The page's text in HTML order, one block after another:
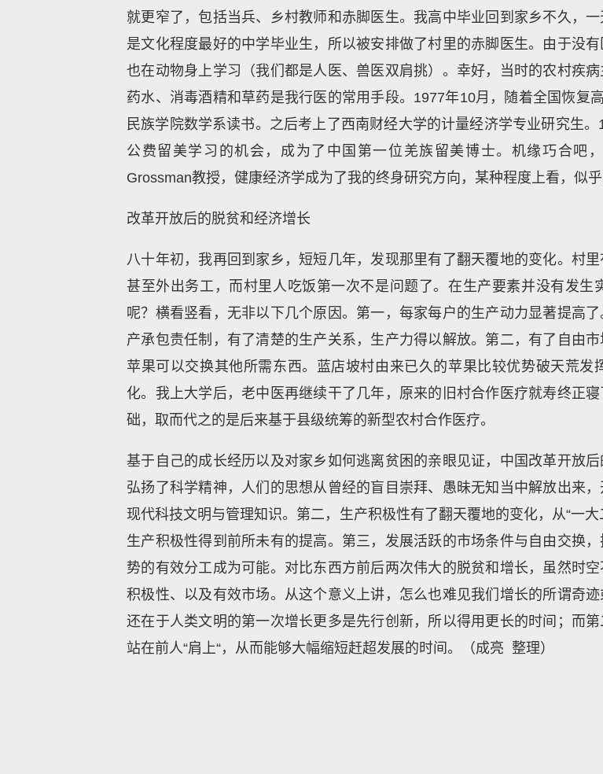
就更窄了，包括当兵、乡村教师和赤脚医生。我高中毕业回到家乡不久，
是文化程度最好的中学毕业生，所以被安排做了村里的赤脚医生。由于没
也在动物身上学习（我们都是人医、兽医双肩挑）。幸好，当时的农村疾
药水、消毒酒精和草药是我行医的常用手段。1977年10月，随着全国恢复
民族学院数学系读书。之后考上了西南财经大学的计量经济学专业研究生
公费留美学习的机会，成为了中国第一位羌族留美博士。机缘巧合吧
Grossman教授，健康经济学成为了我的终身研究方向，某种程度上看，似
改革开放后的脱贫和经济增长
八十年初，我再回到家乡，短短几年，发现那里有了翻天覆地的变化。村
甚至外出务工，而村里人吃饭第一次不是问题了。在生产要素并没有发
呢？横看竖看，无非以下几个原因。第一，每家每户的生产动力显著提高
产承包责任制，有了清楚的生产关系，生产力得以解放。第二，有了自由
苹果可以交换其他所需东西。蓝店坡村由来已久的苹果比较优势破天荒
化。我上大学后，老中医再继续干了几年，原来的旧村合作医疗就寿终正
础，取而代之的是后来基于县级统筹的新型农村合作医疗。
基于自己的成长经历以及对家乡如何逃离贫困的亲眼见证，中国改革开放
弘扬了科学精神，人们的思想从曾经的盲目崇拜、愚昧无知当中解放出来
现代科技文明与管理知识。第二，生产积极性有了翻天覆地的变化，从“一
生产积极性得到前所未有的提高。第三，发展活跃的市场条件与自由交换
势的有效分工成为可能。对比东西方前后两次伟大的脱贫和增长，虽然时
积极性、以及有效市场。从这个意义上讲，怎么也难见我们增长的所谓奇
还在于人类文明的第一次增长更多是先行创新，所以得用更长的时间；而
站在前人“肩上“，从而能够大幅缩短赶超发展的时间。（成亮 整理）